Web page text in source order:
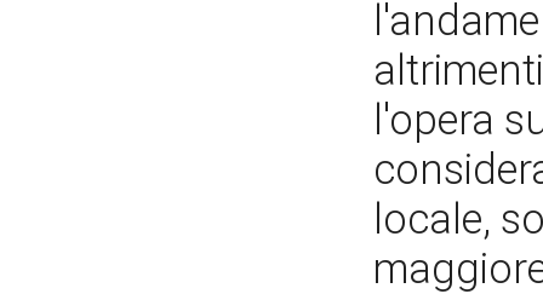
l'opera
locale,